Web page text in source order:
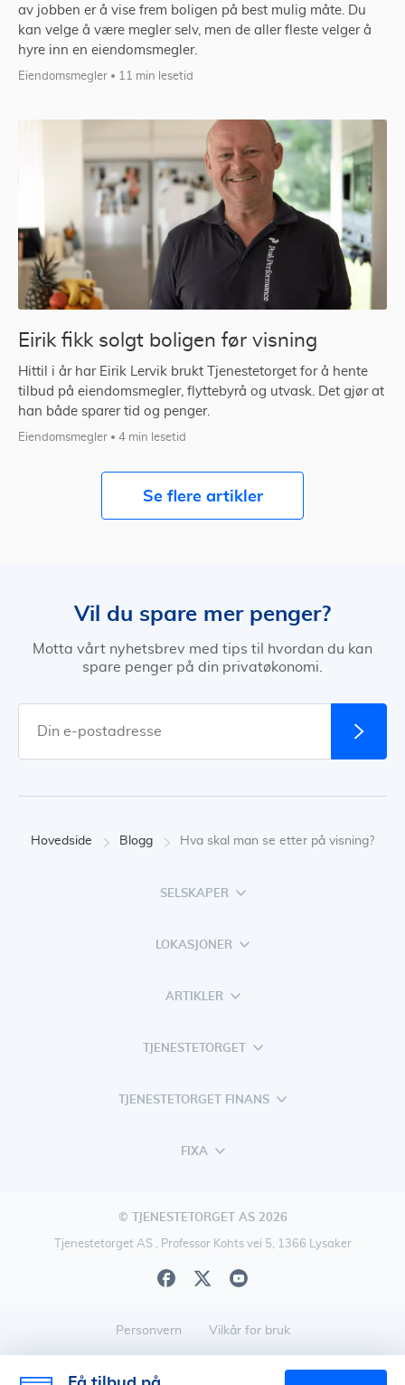
av jobben er å vise frem boligen på best mulig måte. Du
kan velge å være megler selv, men de aller fleste velger å
hyre inn en eiendomsmegler.
Eiendomsmegler 11 min lesetid
Eirik fikk solgt boligen før visning
Hittil i år har Eirik Lervik brukt Tjenestetorget for å hente
tilbud på eiendomsmegler, flyttebyrå og utvask. Det gjør at
han både sparer tid og penger.
Eiendomsmegler 4 min lesetid
Se flere artikler
Vil du spare mer penger?
Motta vårt nyhetsbrev med tips til hvordan du kan
spare penger på din privatøkonomi.
Hovedside Blogg Hva skal man se etter på visning?
SELSKAPER
LOKASJONER
ARTIKLER
TJENESTETORGET
TJENESTETORGET FINANS
FIXA
© TJENESTETORGET AS 2026
Tjenestetorget AS , Professor Kohts vei 5, 1366 Lysaker
Personvern Vilkår for bruk